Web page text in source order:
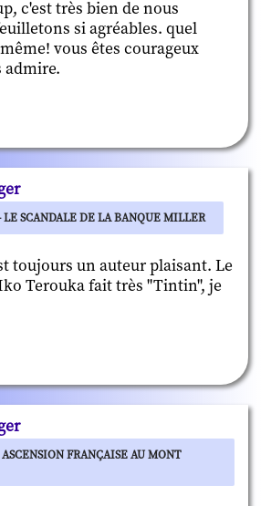
c'est très bien de nous
si agréables. quel
vous êtes courageux
admire.
SCANDALE DE LA BANQUE MILLER
toujours un auteur plaisant. Le
Terouka fait très "Tintin", je
FRANÇAISE AU MONT